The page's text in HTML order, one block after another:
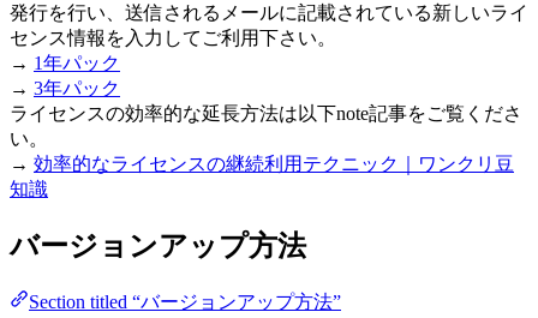
発行を行い、送信されるメールに記載されている新しいライ
センス情報を入力してご利用下さい。
→ 1年パック
→ 3年パック
ライセンスの効率的な延長方法は以下note記事をご覧くださ
い。
→ 効率的なライセンスの継続利用テクニック｜ワンクリ豆
知識
バージョンアップ方法
Section titled “バージョンアップ方法”